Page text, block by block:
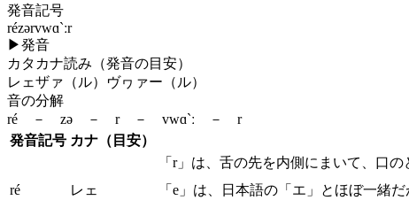
発音記号
rézərvwɑ`ːr
▶発音
カタカナ読み（発音の目安）
レェザァ（ル）ヴヮァー（ル）
音の分解
ré － zə － r － vwɑ`ː － r
発音記号 カナ（目安）
ré レェ
「r」は、舌の先を内側にまいて、口
「e」は、日本語の「エ」とほぼ一緒